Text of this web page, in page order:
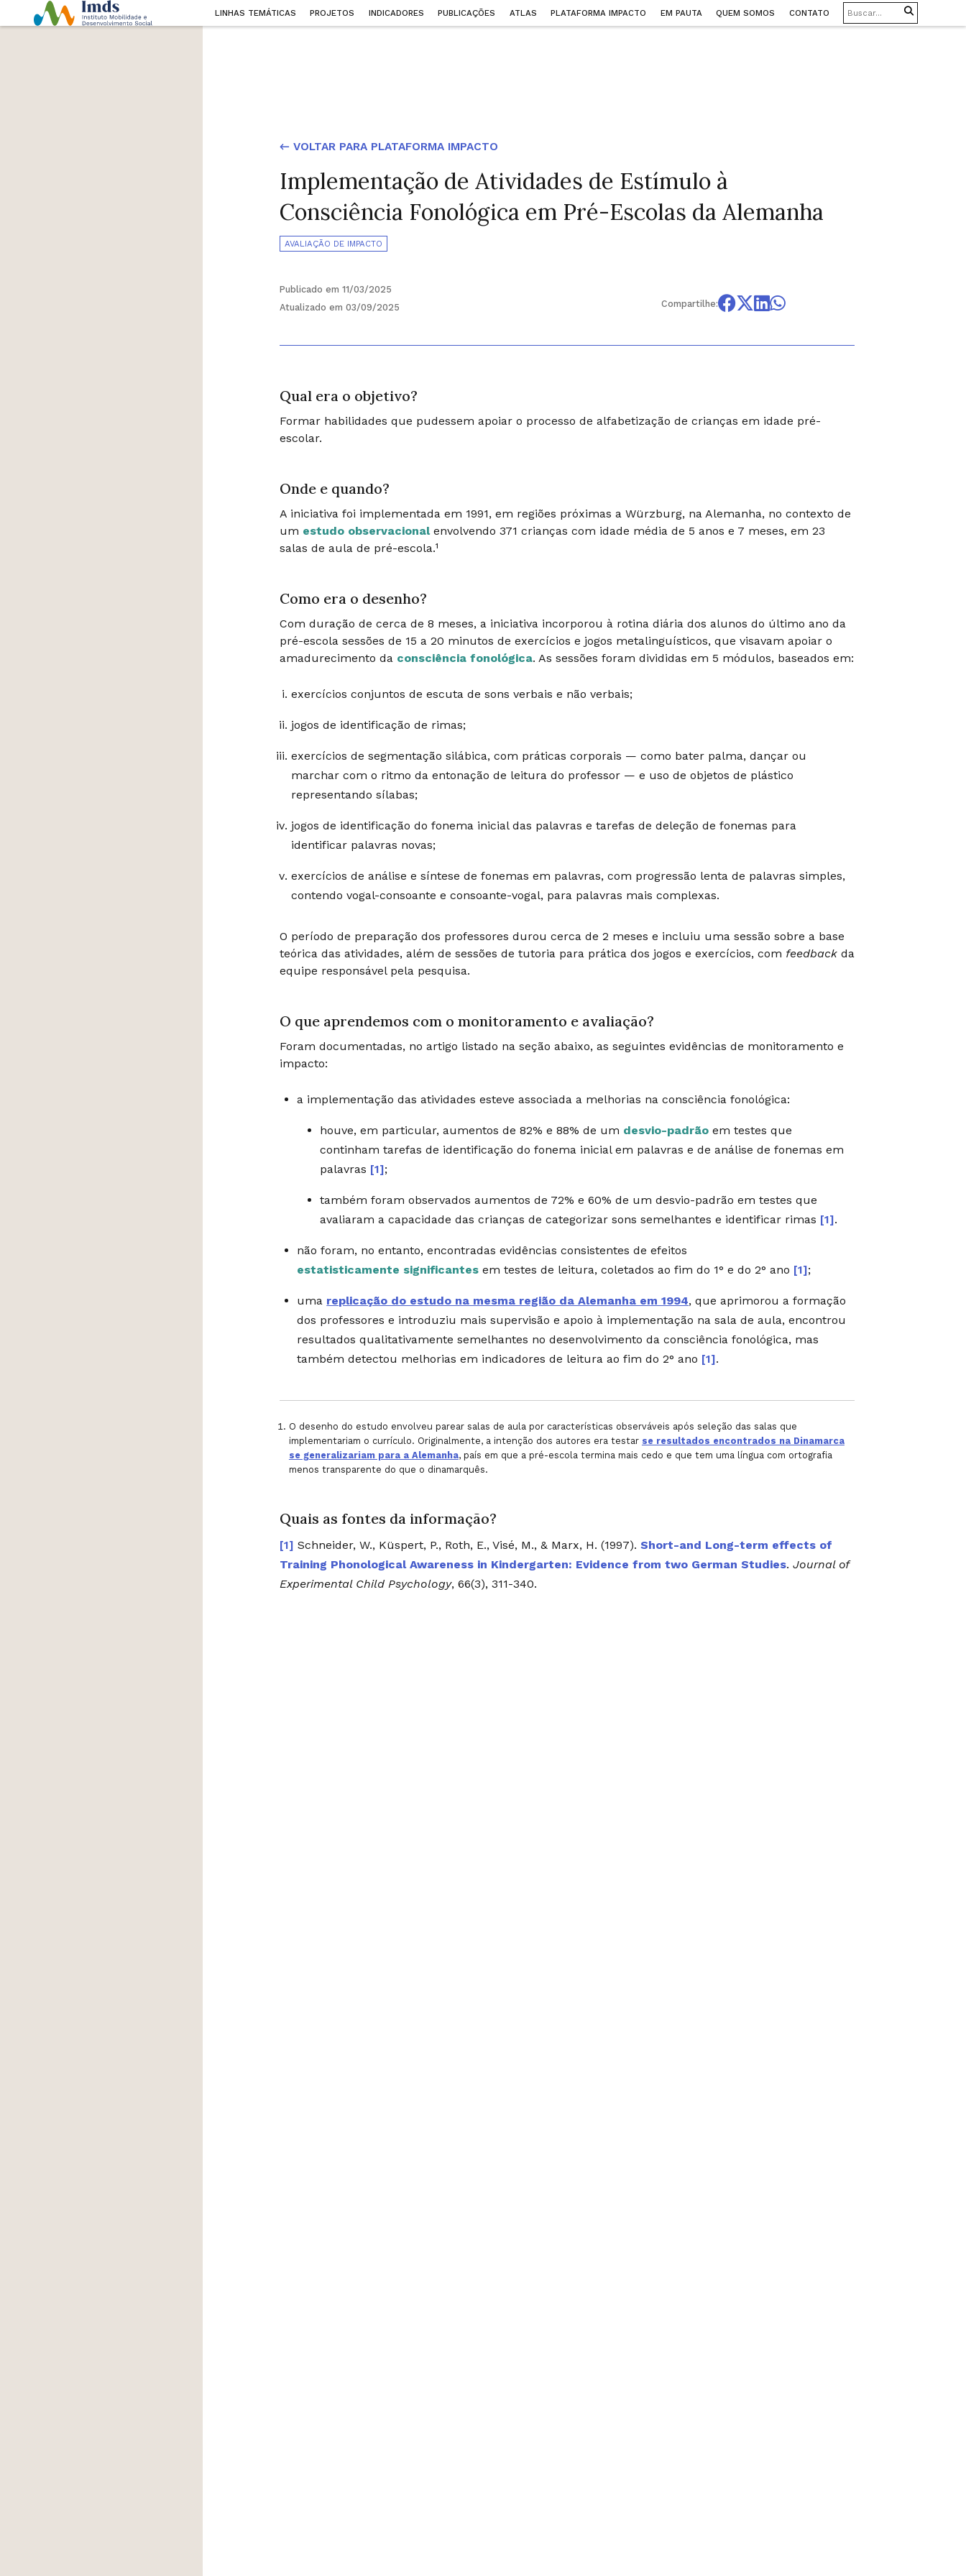
LINHAS TEMÁTICAS PROJETOS INDICADORES PUBLICAÇÕES ATLAS PLATAFORMA IMPACTO EM PAUTA QUEM SOMOS CONTATO
← VOLTAR PARA PLATAFORMA IMPACTO
Implementação de Atividades de Estímulo à
Consciência Fonológica em Pré-Escolas da Alemanha
AVALIAÇÃO DE IMPACTO
Publicado em 11/03/2025
Atualizado em 03/09/2025
Compartilhe:
Qual era o objetivo?
Formar habilidades que pudessem apoiar o processo de alfabetização de crianças em idade pré-
escolar.
Onde e quando?
A iniciativa foi implementada em 1991, em regiões próximas a Würzburg, na Alemanha, no contexto de
um estudo observacionalenvolvendo 371 crianças com idade média de 5 anos e 7 meses, em 23
salas de aula de pré-escola.¹
Como era o desenho?
Com duração de cerca de 8 meses, a iniciativa incorporou à rotina diária dos alunos do último ano da
pré-escola sessões de 15 a 20 minutos de exercícios e jogos metalinguísticos, que visavam apoiar o
amadurecimento da consciência fonológica. As sessões foram divididas em 5 módulos, baseados em:
exercícios conjuntos de escuta de sons verbais e não verbais;
jogos de identificação de rimas;
exercícios de segmentação silábica, com práticas corporais — como bater palma, dançar ou
marchar com o ritmo da entonação de leitura do professor — e uso de objetos de plástico
representando sílabas;
jogos de identificação do fonema inicial das palavras e tarefas de deleção de fonemas para
identificar palavras novas;
exercícios de análise e síntese de fonemas em palavras, com progressão lenta de palavras simples,
contendo vogal-consoante e consoante-vogal, para palavras mais complexas.
O período de preparação dos professores durou cerca de 2 meses e incluiu uma sessão sobre a base
teórica das atividades, além de sessões de tutoria para prática dos jogos e exercícios, com feedback da
equipe responsável pela pesquisa.
O que aprendemos com o monitoramento e avaliação?
Foram documentadas, no artigo listado na seção abaixo, as seguintes evidências de monitoramento e
impacto:
a implementação das atividades esteve associada a melhorias na consciência fonológica:
houve, em particular, aumentos de 82% e 88% de um desvio-padrão em testes que
continham tarefas de identificação do fonema inicial em palavras e de análise de fonemas em
palavras [1];
também foram observados aumentos de 72% e 60% de um desvio-padrão em testes que
avaliaram a capacidade das crianças de categorizar sons semelhantes e identificar rimas [1].
não foram, no entanto, encontradas evidências consistentes de efeitos
estatisticamente significantes em testes de leitura, coletados ao fim do 1° e do 2° ano [1];
uma replicação do estudo na mesma região da Alemanha em 1994, que aprimorou a formação
dos professores e introduziu mais supervisão e apoio à implementação na sala de aula, encontrou
resultados qualitativamente semelhantes no desenvolvimento da consciência fonológica, mas
também detectou melhorias em indicadores de leitura ao fim do 2° ano [1].
O desenho do estudo envolveu parear salas de aula por características observáveis após seleção das salas que
implementariam o currículo. Originalmente, a intenção dos autores era testar se resultados encontrados na Dinamarca
se generalizariam para a Alemanha, país em que a pré-escola termina mais cedo e que tem uma língua com ortografia
menos transparente do que o dinamarquês.
Quais as fontes da informação?
Schneider, W., Küspert, P., Roth, E., Visé, M., & Marx, H. (1997).Short-and Long-term effects of
Training Phonological Awareness in Kindergarten: Evidence from two German Studies.Journal of
Experimental Child Psychology, 66(3), 311-340.